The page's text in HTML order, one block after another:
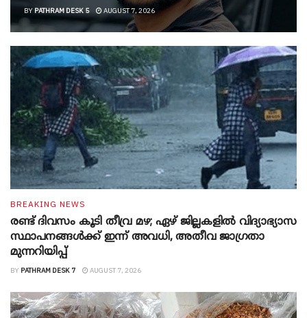
BY PATHRAM DESK 5 AUGUST 7, 2026
BREAKING NEWS
രണ്ട് ദിവസം കൂടി തീവ്ര മഴ; ഏഴ് ജില്ലകളിൽ വിദ്യാഭ്യാസ
സ്ഥാപനങ്ങൾക്ക് ഇന്ന് അവധി, അതീവ ജാ​ഗ്രതാ
മുന്നറിയിപ്പ്
BY PATHRAM DESK 7 AUGUST 7, 2026